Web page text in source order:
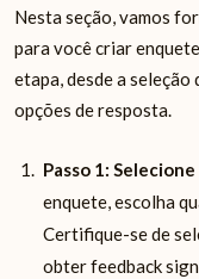
Nesta seção, vamos
para você criar
etapa, desde a
opções de resposta.
Passo 1:
enquete, escolha
Certifique-se de
obter feedback